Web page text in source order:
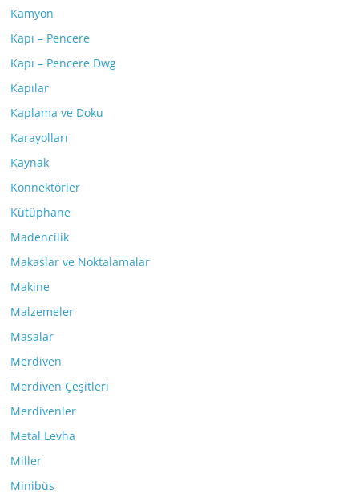
Kamyon
Kapı – Pencere
Kapı – Pencere Dwg
Kapılar
Kaplama ve Doku
Karayolları
Kaynak
Konnektörler
Kütüphane
Madencilik
Makaslar ve Noktalamalar
Makine
Malzemeler
Masalar
Merdiven
Merdiven Çeşitleri
Merdivenler
Metal Levha
Miller
Minibüs